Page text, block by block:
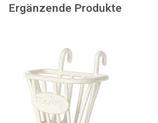
Ergänzende Produkte